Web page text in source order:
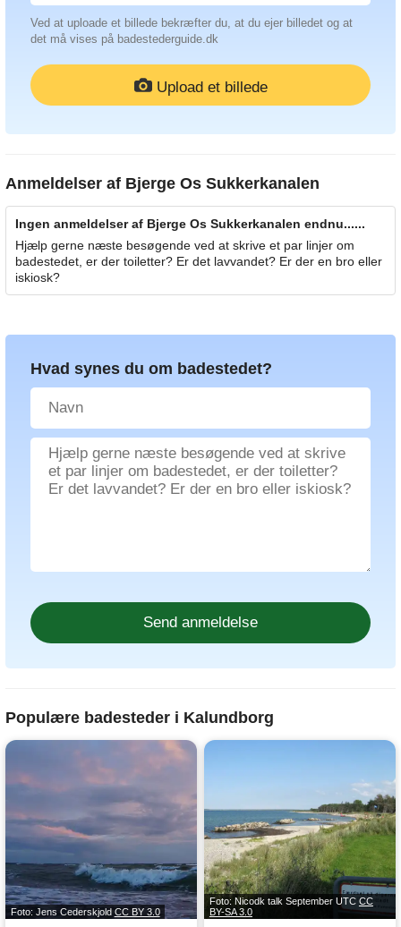
Ved at uploade et billede bekræfter du, at du ejer billedet og at
det må vises på badestederguide.dk
Upload et billede
Anmeldelser af Bjerge Os Sukkerkanalen
Ingen anmeldelser af Bjerge Os Sukkerkanalen endnu......
Hjælp gerne næste besøgende ved at skrive et par linjer om
badestedet, er der toiletter? Er det lavvandet? Er der en bro eller
iskiosk?
Hvad synes du om badestedet?
Populære badesteder i Kalundborg
Foto: Jens Cederskjold CC BY 3.0
Foto: Nicodk talk September UTC CC
BY-SA 3.0